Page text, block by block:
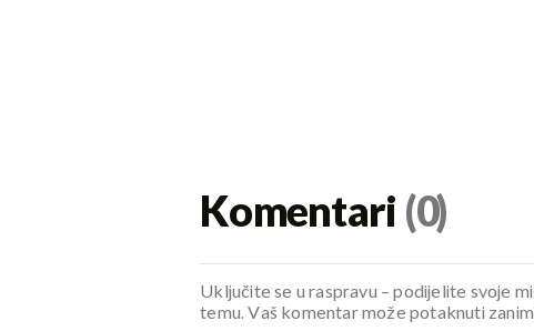
Komentari (0)
Uključite se u raspravu – podijelite svoje
temu. Vaš komentar može potaknuti